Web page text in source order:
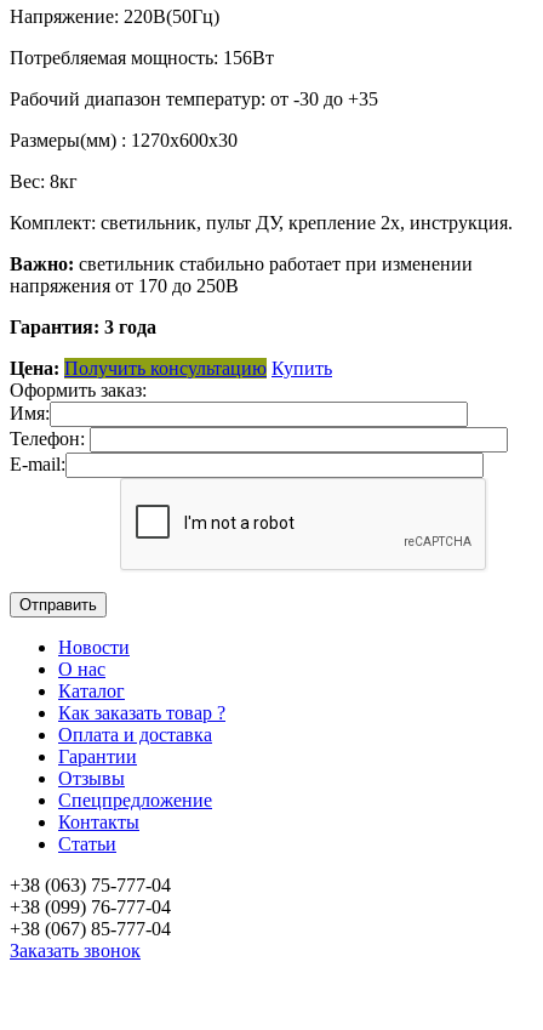
Напряжение: 220В(50Гц)
Потребляемая мощность: 156Вт
Рабочий диапазон температур: от -30 до +35
Размеры(мм) : 1270х600х30
Вес: 8кг
Комплект: светильник, пульт ДУ, крепление 2х, инструкция.
Важно: светильник стабильно работает при изменении
напряжения от 170 до 250В
Гарантия: 3 года
Цена: Получить консультацию Купить
Оформить заказ:
Имя:
Телефон:
E-mail:
Новости
О нас
Каталог
Как заказать товар ?
Оплата и доставка
Гарантии
Отзывы
Спецпредложение
Контакты
Статьи
+38 (063) 75-777-04
+38 (099) 76-777-04
+38 (067) 85-777-04
Заказать звонок